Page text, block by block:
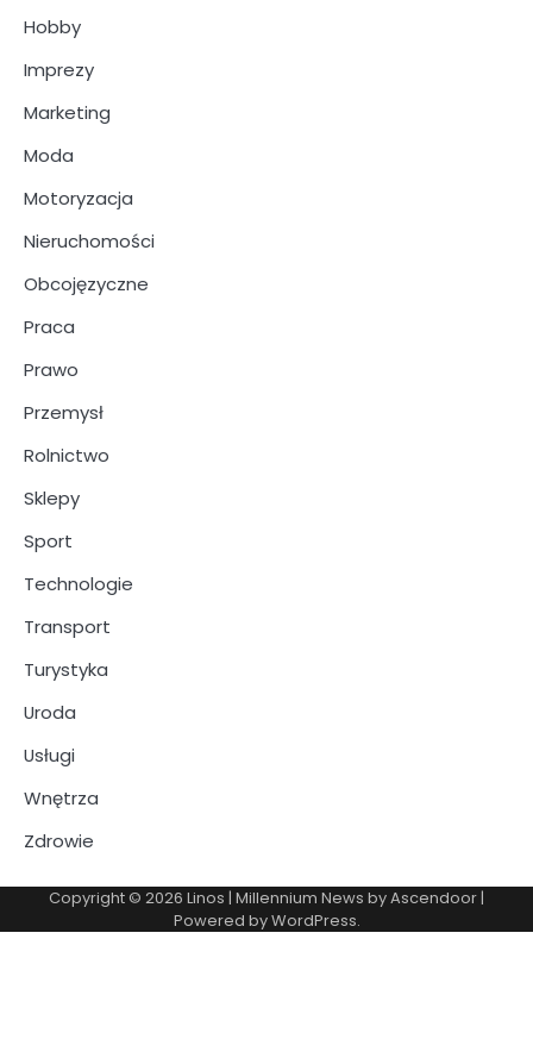
Hobby
Imprezy
Marketing
Moda
Motoryzacja
Nieruchomości
Obcojęzyczne
Praca
Prawo
Przemysł
Rolnictwo
Sklepy
Sport
Technologie
Transport
Turystyka
Uroda
Usługi
Wnętrza
Zdrowie
Copyright © 2026 Linos | Millennium News byAscendoor|
Powered byWordPress.